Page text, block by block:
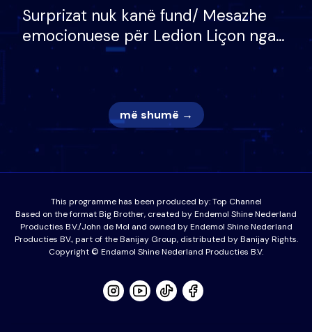
Surprizat nuk kanë fund/ Mesazhe
emocionuese për Ledion Liçon nga
nëna dhe fëmijët e tij, moderatori
nuk i mban dot lotët: Nuk meritoj…
më shumë →
This programme has been produced by:Top Channel
Based on the format Big Brother, created by Endemol Shine Nederland
Producties B.V./John de Mol and owned by Endemol Shine Nederland
Producties BV., part of the Banijay Group, distributed by Banijay Rights.
Copyright © Endamol Shine Nederland Producties B.V.